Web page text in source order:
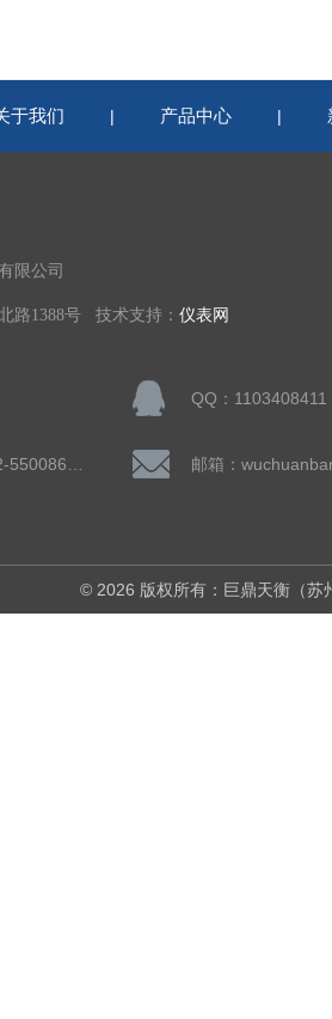
于我们 | 产品中心 |
限公司
路1388号 技术支持： 仪表网
QQ：1103408411
© 2026 版权所有：巨鼎天衡（